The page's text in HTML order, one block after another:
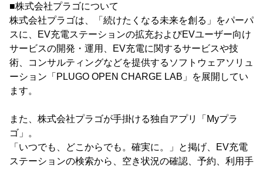
■株式会社プラゴについて
株式会社プラゴは、「続けたくなる未来を創る」をパーパ
スに、EV充電ステーションの拡充およびEVユーザー向け
サービスの開発・運用、EV充電に関するサービスや技
術、コンサルティングなどを提供するソフトウェアソリュ
ーション「PLUGO OPEN CHARGE LAB」を展開してい
ます。
また、株式会社プラゴが手掛ける独自アプリ「Myプラ
ゴ」。
「いつでも、どこからでも。確実に。」と掲げ、EV充電
ステーションの検索から、空き状況の確認、予約、利用手